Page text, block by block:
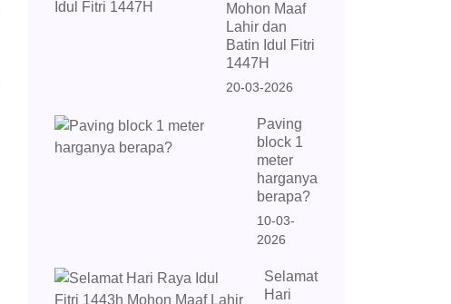
Mohon Maaf
Lahir dan
Batin Idul Fitri
1447H
20-03-2026
Paving
block 1
meter
harganya
berapa?
10-03-
2026
Selamat
Hari